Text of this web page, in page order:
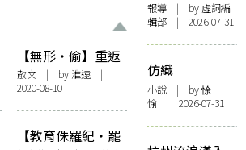
【無形・偷】重返
現場
散文| by淮遠|
2020-08-10
【教育侏羅紀・罷
報導 | by 虛詞編
輯部 | 2026-07-31
仿織
小說 | by 悇
愉 | 2026-07-31